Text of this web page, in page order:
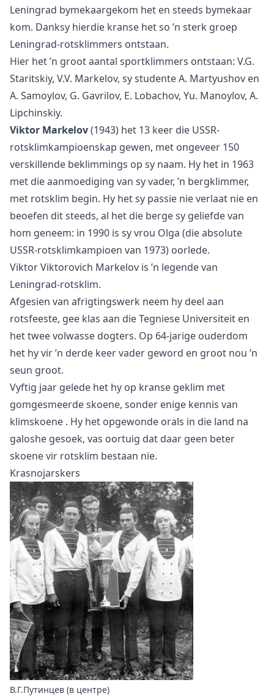
Leningrad bymekaargekom het en steeds bymekaar
kom. Danksy hierdie kranse het so ’n sterk groep
Leningrad-rotsklimmers ontstaan.
Hier het ’n groot aantal sportklimmers ontstaan: V.G.
Staritskiy, V.V. Markelov, sy studente A. Martyushov en
A. Samoylov, G. Gavrilov, E. Lobachov, Yu. Manoylov, A.
Lipchinskiy.
Viktor Markelov(1943) het 13 keer die USSR-
rotsklimkampioenskap gewen, met ongeveer 150
verskillende beklimmings op sy naam. Hy het in 1963
met die aanmoediging van sy vader, ’n bergklimmer,
met rotsklim begin. Hy het sy passie nie verlaat nie en
beoefen dit steeds, al het die berge sy geliefde van
hom geneem: in 1990 is sy vrou Olga (die absolute
USSR-rotsklimkampioen van 1973) oorlede.
Viktor Viktorovich Markelov is ’n legende van
Leningrad-rotsklim.
Afgesien van afrigtingswerk neem hy deel aan
rotsfeeste, gee klas aan die Tegniese Universiteit en
het twee volwasse dogters. Op 64-jarige ouderdom
het hy vir ’n derde keer vader geword en groot nou ’n
seun groot.
Vyftig jaar gelede het hy op kranse geklim met
gomgesmeerde skoene, sonder enige kennis van
klimskoene . Hy het opgewonde orals in die land na
galoshe gesoek, vas oortuig dat daar geen beter
skoene vir rotsklim bestaan nie.
Krasnojarskers
В.Г.Путинцев (в центре)